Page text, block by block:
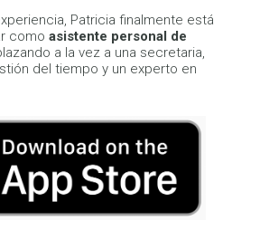
Patricia finalmente está
como asistente personal de
a la vez a una secretaria,
del tiempo y un experto en